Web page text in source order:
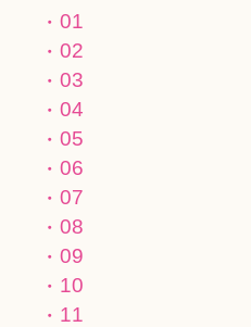
01
02
03
04
05
06
07
08
09
10
11